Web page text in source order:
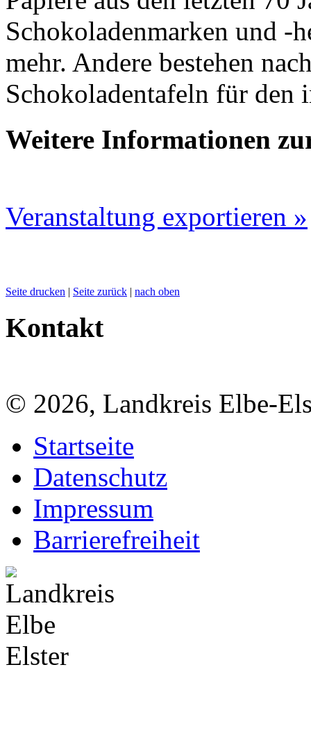
Schokoladenmarken und -
mehr. Andere bestehen
Schokoladentafeln für den
Weitere Informationen
Veranstaltung exportieren »
Seite drucken | Seite zurück | nach oben
Kontakt
© 2026, Landkreis Elbe-
Startseite
Datenschutz
Impressum
Barrierefreiheit